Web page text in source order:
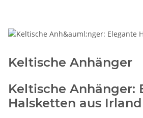
Keltische Anhänger
Keltische Anhänger:
Halsketten aus Irland